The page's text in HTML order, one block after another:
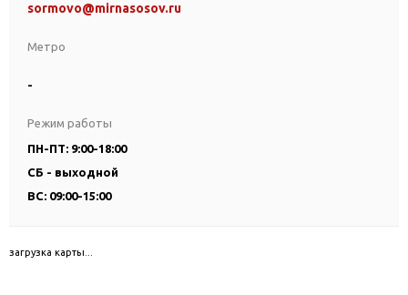
Метро
-
sormovo@mirnasosov.ru
Режим работы
ПН-ПТ: 9:00-18:00
СБ - выходной
ВС: 09:00-15:00
загрузка карты...